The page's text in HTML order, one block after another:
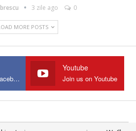
3 zile ago 0
MORE POSTS
Join us on Facebook
Youtube
Join us on Youtube